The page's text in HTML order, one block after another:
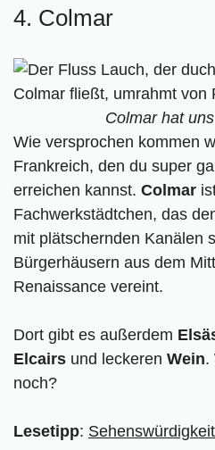
4. Colmar
Colmar hat
Wie versprochen kommen
Frankreich, den du super
erreichen kannst. Colmar
Fachwerkstädtchen, das
mit plätschernden Kanälen
Bürgerhäusern aus dem
Renaissance vereint.
Dort gibt es außerdem
Elcairs und leckeren Wein.
noch?
Lesetipp: